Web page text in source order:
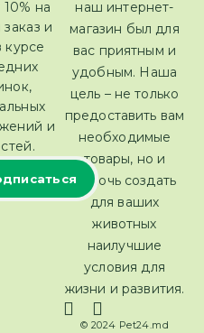
наш интернет-
магазин был для
вас приятным и
удобным. Наша
цель – не только
предоставить вам
необходимые
товары, но и
помочь создать
для ваших
животных
наилучшие
условия для
жизни и развития.
© 2024 Pet24.md
на
и
курсе
и